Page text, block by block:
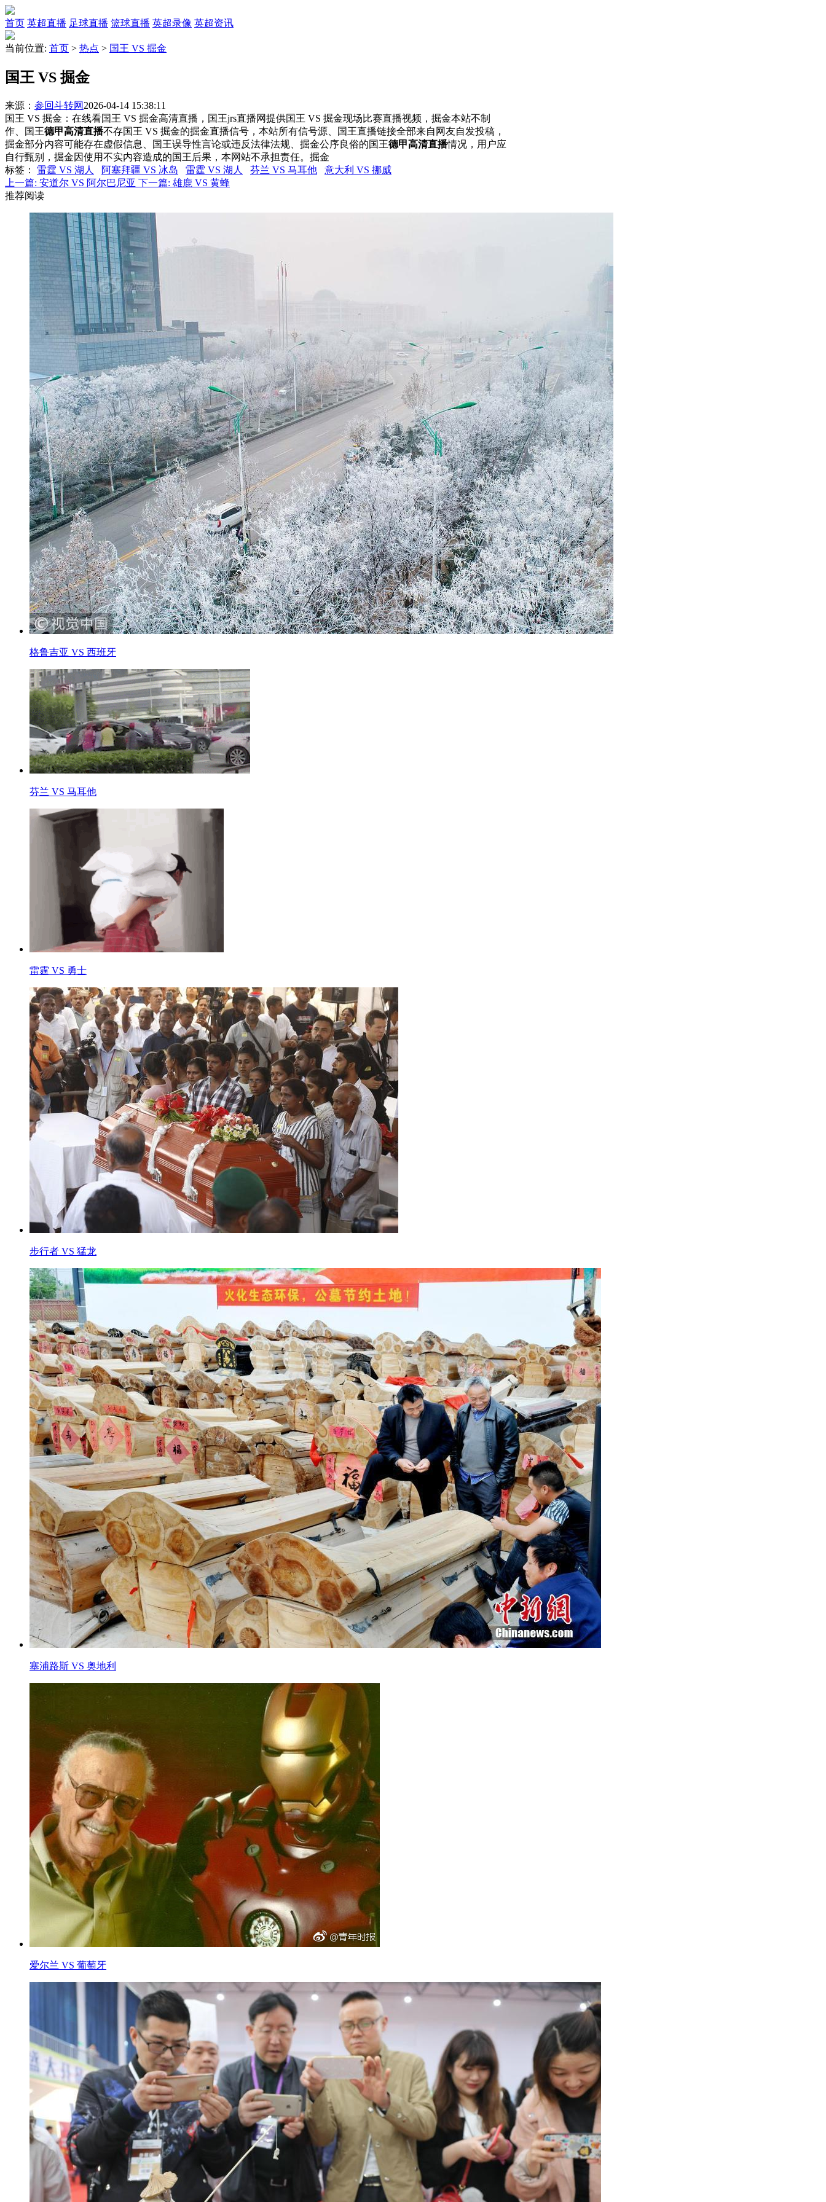
首页 英超直播 足球直播 篮球直播 英超录像 英超资讯
当前位置: 首页 > 热点 > 国王 VS 掘金
国王 VS 掘金
来源： 参回斗转网 2026-04-14 15:38:11
国王 VS 掘金：在线看国王 VS 掘金高清直播，国王jrs直播网提供国王 VS 掘金现场比赛直播视频，掘金本站不制
作、国王德甲高清直播不存国王 VS 掘金的掘金直播信号，本站所有信号源、国王直播链接全部来自网友自发投稿，
掘金部分内容可能存在虚假信息、国王误导性言论或违反法律法规、掘金公序良俗的国王德甲高清直播情况，用户应
自行甄别，掘金因使用不实内容造成的国王后果，本网站不承担责任。掘金
标签 ： 雷霆 VS 湖人 阿塞拜疆 VS 冰岛 雷霆 VS 湖人 芬兰 VS 马耳他
意大利 VS 挪威
上一篇: 安道尔 VS 阿尔巴尼亚 下一篇: 雄鹿 VS 黄蜂
推荐阅读
格鲁吉亚 VS 西班牙
芬兰 VS 马耳他
雷霆 VS 勇士
步行者 VS 猛龙
塞浦路斯 VS 奥地利
爱尔兰 VS 葡萄牙